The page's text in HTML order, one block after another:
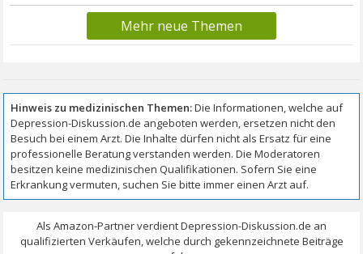
Mehr neue Themen